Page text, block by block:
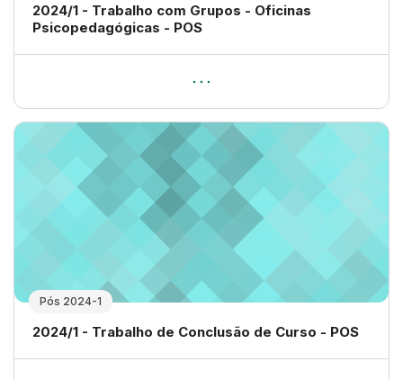
Nome da disciplina
2024/1 - Trabalho com Grupos - Oficinas
Psicopedagógicas - POS
Pós 2024-1
Nome da disciplina
2024/1 - Trabalho de Conclusão de Curso - POS